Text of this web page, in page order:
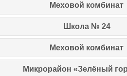
Меховой комбинат
Школа № 24
Меховой комбинат
Микрорайон «Зелёный